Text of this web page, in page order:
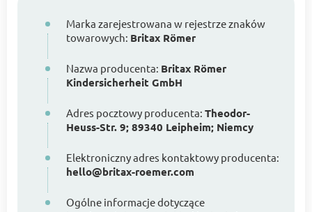
Marka zarejestrowana w rejestrze znaków
towarowych: Britax Römer
Nazwa producenta: Britax Römer
Kindersicherheit GmbH
Adres pocztowy producenta: Theodor-
Heuss-Str. 9; 89340 Leipheim; Niemcy
Elektroniczny adres kontaktowy producenta:
hello@britax-roemer.com
Ogólne informacje dotyczące